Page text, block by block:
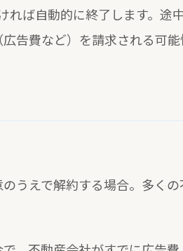
ば自動的に終了します。途
告費など）を請求される可能
うえで解約する場合。多く